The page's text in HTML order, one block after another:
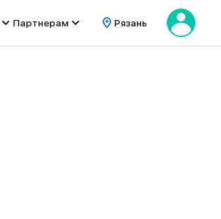
Партнерам Рязань